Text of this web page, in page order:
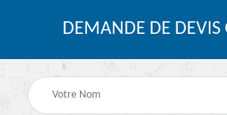
DEMANDE DE DEVIS